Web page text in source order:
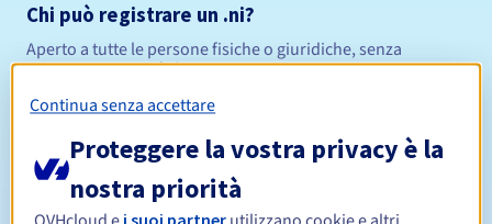
Chi può registrare un .ni?
Aperto a tutte le persone fisiche o giuridiche, senza
restrizioni geografiche.
Regole di gestione e notifiche
Periodo di registrazione
Continua senza accettare
Proteggere la vostra privacy è la
nostra priorità